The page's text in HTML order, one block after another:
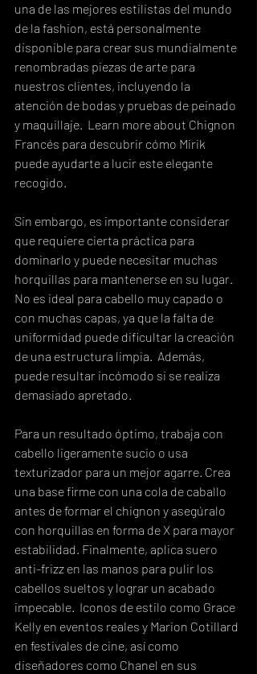
una de las mejores estilistas del mundo
de la fashion, está personalmente
disponible para crear sus mundialmente
renombradas piezas de arte para
nuestros clientes, incluyendo la
atención de bodas y pruebas de peinado
y maquillaje.  Learn more about Chignon
Francés para descubrir cómo Mirik
puede ayudarte a lucir este elegante
recogido.
Sin embargo, es importante considerar
que requiere cierta práctica para
dominarlo y puede necesitar muchas
horquillas para mantenerse en su lugar.
No es ideal para cabello muy capado o
con muchas capas, ya que la falta de
uniformidad puede dificultar la creación
de una estructura limpia.  Además,
puede resultar incómodo si se realiza
demasiado apretado.
Para un resultado óptimo, trabaja con
cabello ligeramente sucio o usa
texturizador para un mejor agarre. Crea
una base firme con una cola de caballo
antes de formar el chignon y asegúralo
con horquillas en forma de X para mayor
estabilidad. Finalmente, aplica suero
anti-frizz en las manos para pulir los
cabellos sueltos y lograr un acabado
impecable.  Iconos de estilo como Grace
Kelly en eventos reales y Marion Cotillard
en festivales de cine, así como
diseñadores como Chanel en sus